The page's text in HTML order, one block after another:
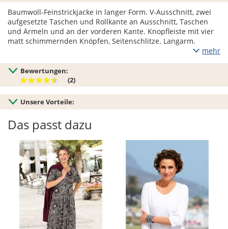
Baumwoll-Feinstrickjacke in langer Form. V-Ausschnitt, zwei
aufgesetzte Taschen und Rollkante an Ausschnitt, Taschen
und Ärmeln und an der vorderen Kante. Knopfleiste mit vier
matt schimmernden Knöpfen, Seitenschlitze. Langarm.
mehr
Bewertungen:
(2)
Unsere Vorteile:
Das passt dazu